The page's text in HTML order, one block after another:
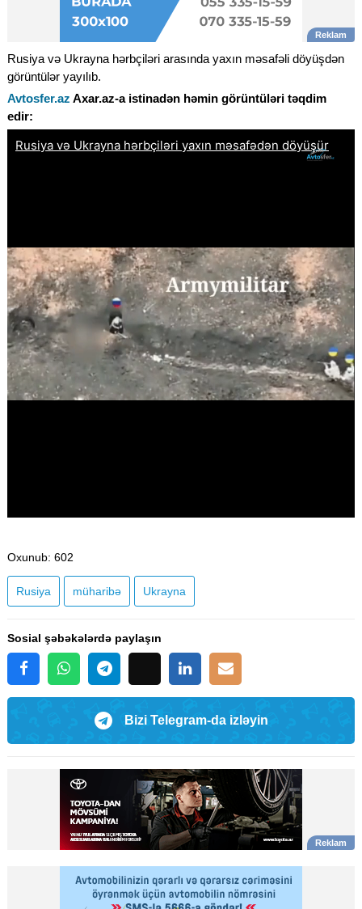
Rusiya və Ukrayna hərbçiləri arasında yaxın məsafəli döyüşdən
görüntülər yayılıb.
Avtosfer.az Axar.az-a istinadən həmin görüntüləri təqdim
edir:
Oxunub: 602
Rusiya müharibə Ukrayna
Sosial şəbəkələrdə paylaşın
Bizi Telegram-da izləyin